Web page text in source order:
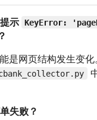
示 KeyError:
是网页结构发生变化
失败？